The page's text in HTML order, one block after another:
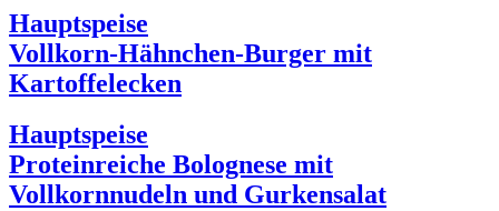
Hauptspeise
Vollkorn-Hähnchen-Burger mit
Kartoffelecken
Hauptspeise
Proteinreiche Bolognese mit
Vollkornnudeln und Gurkensalat